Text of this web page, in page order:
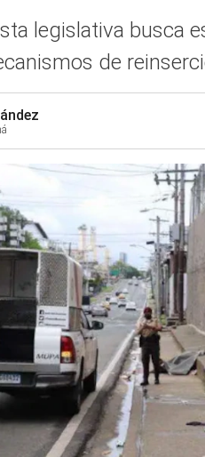
legislativa busca
de